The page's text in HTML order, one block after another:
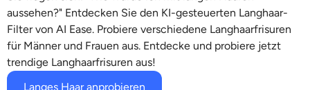
Videoeffekte
KI-Kuss-Generator
Bild zu Bild
Text zu Bild
KI-Werkzeuge
Foto-Editor & -Creator
Auszeichnung
aussehen?" Entdecken Sie den KI-gesteuerten Langhaar-
Filter von AI Ease. Probiere verschiedene Langhaarfrisuren
für Männer und Frauen aus. Entdecke und probiere jetzt
trendige Langhaarfrisuren aus!
Langes Haar anprobieren